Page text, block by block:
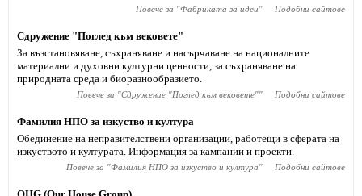
Повече за "Фабриката за идеи" Подобни сайтове
Сдружение "Поглед към вековете"
За възстановяване, съхраняване и насърчаване на националните
материални и духовни културни ценности, за съхраняване на
природната среда и биоразнообразието.
Повече за "Сдружение "Поглед към вековете"" Подобни сайтове
Фамилия НПО за изкуство и култура
Обединение на неправителствени организации, работещи в сферата на
изкуството и културата. Информация за кампании и проекти.
Повече за "Фамилия НПО за изкуство и култура" Подобни сайтове